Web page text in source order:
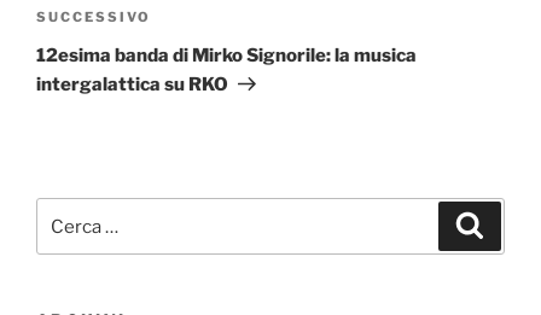
Articolo
successivo
SUCCESSIVO
12esima banda di Mirko Signorile: la musica
intergalattica su RKO